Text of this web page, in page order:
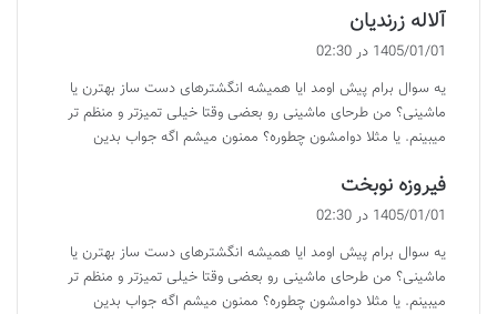
آلاله زرندیان
ف
:
1405/01/01 در 02:30
یه سوال برام پیش اومد ایا همیشه انگشترهای دست ساز بهترن یا
ماشینی؟ من طرحای ماشینی رو بعضی وقتا خیلی تمیزتر و منظم تر
میبینم. یا مثلا دوامشون چطوره؟ ممنون میشم اگه جواب بدین
فیروزه نوبخت
ف
:
1405/01/01 در 02:30
یه سوال برام پیش اومد ایا همیشه انگشترهای دست ساز بهترن یا
ماشینی؟ من طرحای ماشینی رو بعضی وقتا خیلی تمیزتر و منظم تر
میبینم. یا مثلا دوامشون چطوره؟ ممنون میشم اگه جواب بدین